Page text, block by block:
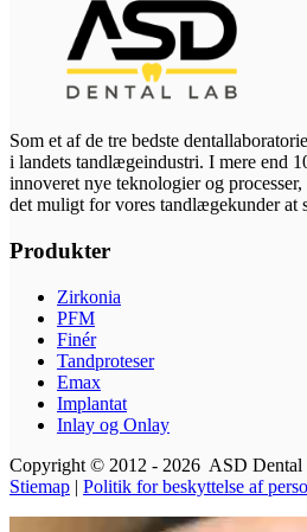
Som et af de tre bedste
i landets tandlægeindustri. I mere end
innoveret nye teknologier og
det muligt for vores tandlægekunder at
Produkter
Zirkonia
PFM
Finér
Tandproteser
Emax
Implantat
Inlay og Onlay
Copyright © 2012 - 2026 ASD Dental
Stiemap | Politik for beskyttelse af